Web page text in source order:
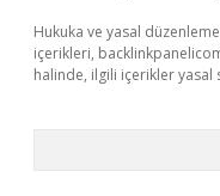
Hukuka ve yasal
içerikleri,
halinde, ilgili içerikler yasal